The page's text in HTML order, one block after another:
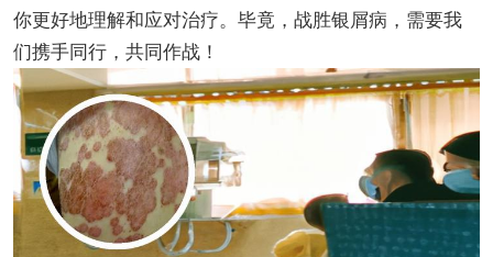
你更好地理解和应对治疗。毕竟，战胜银屑病，需要我
们携手同行，共同作战！